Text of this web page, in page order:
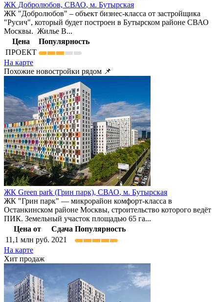
ЖК Добролюбов, СВАО, м. Бутырская
ЖК "Добролюбов" – объект бизнес-класса от застройщика
"Русич", который будет построен в Бутырском районе СВАО
Москвы. Жилье В...
Цена
Популярность
ПРОЕКТ
На карте
Похожие новостройки рядом 📌
ЖК Green park (Грин парк), СВАО, м. Бутырская
ЖК "Грин парк" — микрорайон комфорт-класса в
Останкинском районе Москвы, строительство которого ведёт
ПИК. Земельный участок площадью 65 га...
Цена от
Сдача Популярность
11,1 млн руб. 2021
На карте
Хит продаж